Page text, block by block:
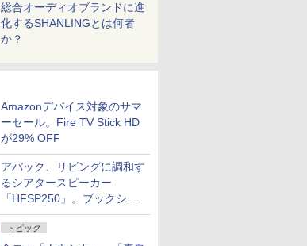
総合オーディオブランドに進
化するSHANLINGとは何者
か？
Amazonデバイス対象のサマ
ーセール。Fire TV Stick HD
が29% OFF
アバック、リビングに調和す
るシアタースピーカー
「HFSP250」。ブックシェ
ルフはペア3万円以下
トピック